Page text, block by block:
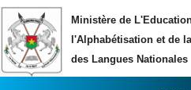
Aller au contenu principal
Ministère de
l'Alphabétisation et de
des Langues Nationales